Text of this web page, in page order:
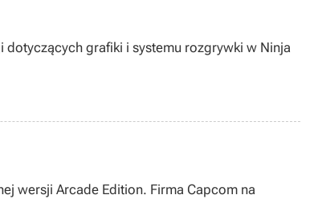
dotyczących grafiki i systemu rozgrywki w Ninja
wersji Arcade Edition. Firma Capcom na